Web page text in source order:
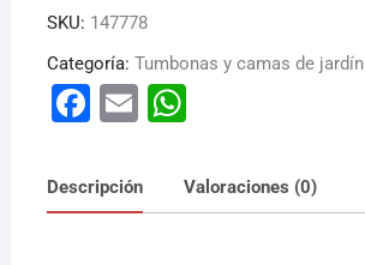
SKU: 147778
Categoría: Tumbonas y camas de jardín
F
c
e
E
ai
l
W
at
s
Descripción Valoraciones (0)